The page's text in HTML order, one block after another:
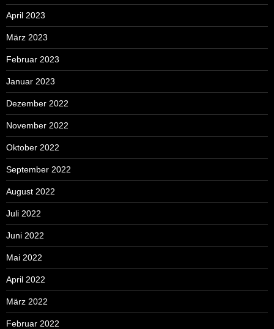
April 2023
März 2023
Februar 2023
Januar 2023
Dezember 2022
November 2022
Oktober 2022
September 2022
August 2022
Juli 2022
Juni 2022
Mai 2022
April 2022
März 2022
Februar 2022